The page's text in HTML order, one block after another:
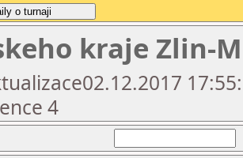
kraje Zlin-
4